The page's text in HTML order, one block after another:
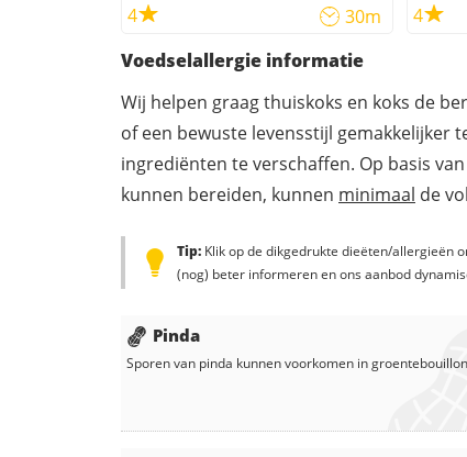
4
30m 4
Voedselallergie informatie
Wij helpen graag thuiskoks en koks de
of een bewuste levensstijl
ingrediënten te verschaffen. Op basis
kunnen bereiden, kunnen minimaal de
Tip: Klik op de dikgedrukte dieëten/allergieën
(nog) beter informeren en ons aanbod
Pinda
Sporen van pinda kunnen voorkomen in